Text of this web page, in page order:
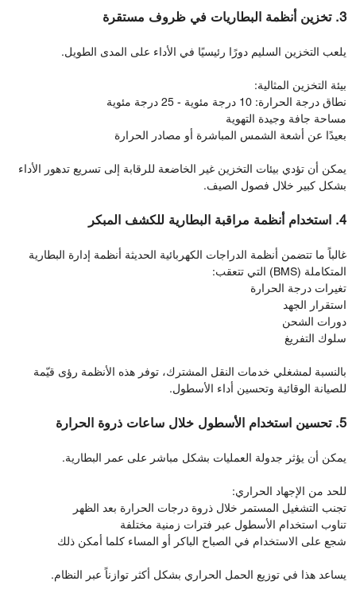
3. تخزين أنظمة البطاريات في ظروف مستقرة
يلعب التخزين السليم دورًا رئيسيًا في الأداء على المدى الطويل.
بيئة التخزين المثالية:
نطاق درجة الحرارة: 10 درجة مئوية - 25 درجة مئوية
مساحة جافة وجيدة التهوية
بعيدًا عن أشعة الشمس المباشرة أو مصادر الحرارة
يمكن أن تؤدي بيئات التخزين غير الخاضعة للرقابة إلى تسريع تدهور الأداء
بشكل كبير خلال فصول الصيف.
4. استخدام أنظمة مراقبة البطارية للكشف المبكر
غالباً ما تتضمن أنظمة الدراجات الكهربائية الحديثة أنظمة إدارة البطارية
المتكاملة (BMS) التي تتعقب:
تغيرات درجة الحرارة
استقرار الجهد
دورات الشحن
سلوك التفريغ
بالنسبة لمشغلي خدمات النقل المشترك، توفر هذه الأنظمة رؤى قيّمة
للصيانة الوقائية وتحسين أداء الأسطول.
5. تحسين استخدام الأسطول خلال ساعات ذروة الحرارة
يمكن أن يؤثر جدولة العمليات بشكل مباشر على عمر البطارية.
للحد من الإجهاد الحراري:
تجنب التشغيل المستمر خلال ذروة درجات الحرارة بعد الظهر
تناوب استخدام الأسطول عبر فترات زمنية مختلفة
شجع على الاستخدام في الصباح الباكر أو المساء كلما أمكن ذلك
يساعد هذا في توزيع الحمل الحراري بشكل أكثر توازناً عبر النظام.